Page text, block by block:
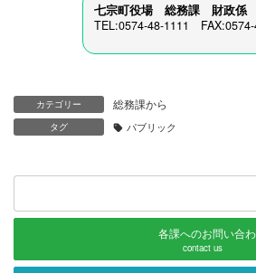
七宗町役場 総務課 財政係
TEL:0574-48-1111 FAX:0574-
カテゴリー 総務課から
タグ パブリック
検
各課へのお問い合
contact us